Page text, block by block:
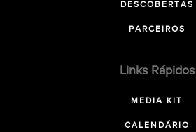
DESCOBERTAS
PARCEIROS
Links Rápidos
MEDIA KIT
CALENDÁRIO